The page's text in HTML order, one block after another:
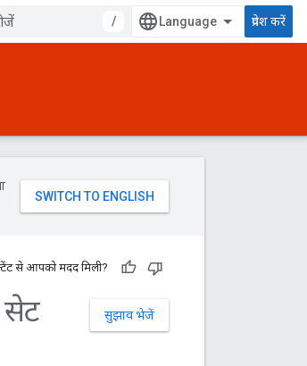
/ प्रवेश करें
से आपको मदद मिली?
सुझाव भेजें
सेट